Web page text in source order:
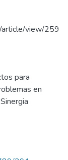
article/view/259
para
en